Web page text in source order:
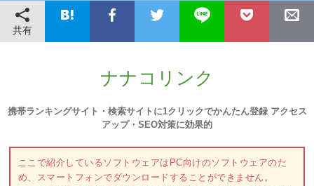
共有
ナナコリンク
携帯ランキングサイト・検索サイトに1クリックでかんたん登録 アクセス
アップ・SEO対策に効果的
ここで紹介しているソフトウェアはPC向けのソフトウェアのた
め、スマートフォンでダウンロードすることができません。